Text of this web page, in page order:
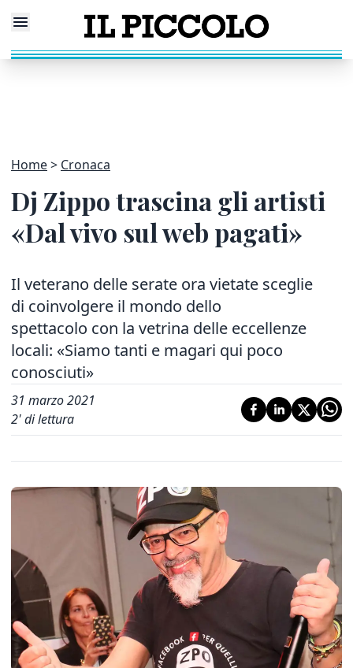
Home Cronaca
Dj Zippo trascina gli artisti
«Dal vivo sul web pagati»
Il veterano delle serate ora vietate sceglie
di coinvolgere il mondo dello
spettacolo con la vetrina delle eccellenze
locali: «Siamo tanti e magari qui poco
conosciuti»
31 marzo 2021
2' di lettura